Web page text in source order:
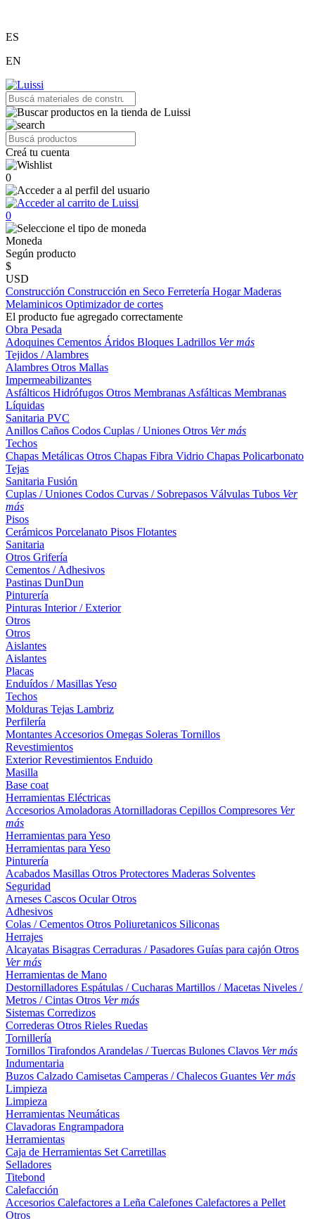
ES
EN
Creá tu cuenta
0
0
Moneda
Según producto
$
USD
Construcción Construcción en Seco Ferretería HogarMaderas
Melaminicos Optimizador de cortes
El producto fue agregado correctamente
Obra Pesada
Adoquines Cementos Áridos Bloques Ladrillos Ver más
Tejidos / Alambres
Alambres Otros Mallas
Impermeabilizantes
Asfálticos Hidrófugos Otros Membranas Asfálticas Membranas
Líquidas
Sanitaria PVC
Anillos Caños Codos Cuplas / Uniones Otros Ver más
Techos
Chapas Metálicas Otros Chapas Fibra Vidrio Chapas Policarbonato
Tejas
Sanitaria Fusión
Cuplas / Uniones Codos Curvas / Sobrepasos Válvulas Tubos Ver
más
Pisos
Cerámicos Porcelanato Pisos Flotantes
Sanitaria
Otros Grifería
Cementos / Adhesivos
Pastinas DunDun
Pinturería
Pinturas Interior / Exterior
Otros
Otros
Aislantes
Aislantes
Placas
Enduídos / MasillasYeso
Techos
Molduras Tejas Lambriz
Perfilería
Montantes Accesorios Omegas Soleras Tornillos
Revestimientos
ExteriorRevestimientos Enduido
Masilla
Base coat
Herramientas Eléctricas
Accesorios Amoladoras Atornilladoras Cepillos Compresores Ver
más
Herramientas para Yeso
Herramientas para Yeso
Pinturería
Acabados Masillas Otros Protectores Maderas Solventes
Seguridad
Arneses Cascos OcularOtros
Adhesivos
Colas / Cementos Otros Poliuretanicos Siliconas
Herrajes
Alcayatas Bisagras Cerraduras / Pasadores Guías para cajón Otros
Ver más
Herramientas de Mano
Destornilladores Espátulas / Cucharas Martillos / Macetas Niveles /
Metros / Cintas Otros Ver más
Sistemas Corredizos
Correderas Otros Rieles Ruedas
Tornillería
Tornillos Tirafondos Arandelas / Tuercas Bulones Clavos Ver más
Indumentaria
Buzos Calzado Camisetas Camperas / Chalecos Guantes Ver más
Limpieza
Limpieza
Herramientas Neumáticas
Clavadoras Engrampadora
Herramientas
Caja de Herramientas Set Carretillas
Selladores
Titebond
Calefacción
Accesorios Calefactores a Leña Calefones Calefactores a Pellet
Otros